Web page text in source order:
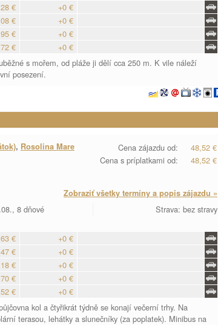
€
+0 €
€
+0 €
€
+0 €
€
+0 €
s mořem, od pláže ji dělí cca 250 m. K vile náleží
posezení.
Cena zájazdu od:
48,52 €
Cena s príplatkami od:
48,52 €
, Rosolina Mare
Zobraziť všetky termíny a popis zájazdu »
8 dňové Strava: bez stravy
€
+0 €
€
+0 €
€
+0 €
€
+0 €
€
+0 €
kol a čtyřikrát týdně se konají večerní trhy. Na
terasou, lehátky a slunečníky (za poplatek). Minibus na